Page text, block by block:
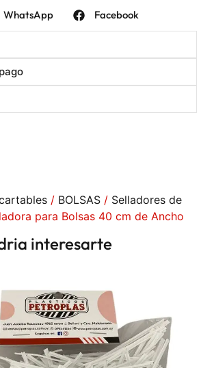
WhatsApp Facebook
/ BOLSAS/ Selladores de
para Bolsas 40 cm de Ancho
interesarte